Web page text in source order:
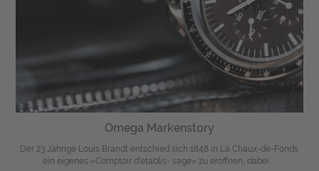
Omega Markenstory
Der 23 Jährige Louis Brandt entschied sich 1848 in La Chaux-de-Fonds
ein eigenes «Comptoir d'etablis- sage» zu eröffnen, dabei ...